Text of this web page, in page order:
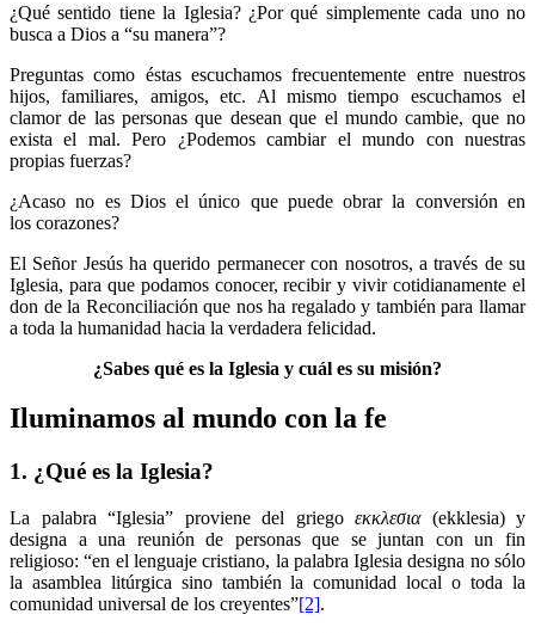
¿Qué sentido tiene la Iglesia? ¿Por qué simplemente cada uno no
busca a Dios a “su manera”?
Preguntas como éstas escuchamos frecuentemente entre nuestros
hijos, familiares, amigos, etc. Al mismo tiempo escuchamos el
clamor de las personas que desean que el mundo cambie, que no
exista el mal. Pero ¿Podemos cambiar el mundo con nuestras
propias fuerzas?
¿Acaso no es Dios el único que puede obrar la conversión en
los corazones?
El Señor Jesús ha querido permanecer con nosotros, a través de su
Iglesia, para que podamos conocer, recibir y vivir cotidianamente el
don de la Reconciliación que nos ha regalado y también para llamar
a toda la humanidad hacia la verdadera felicidad.
¿Sabes qué es la Iglesia y cuál es su misión?
Iluminamos al mundo con la fe
1. ¿Qué es la Iglesia?
La palabra “Iglesia” proviene del griego εκκλεσια(ekklesia) y
designa a una reunión de personas que se juntan con un fin
religioso: “en el lenguaje cristiano, la palabra Iglesia designa no sólo
la asamblea litúrgica sino también la comunidad local o toda la
comunidad universal de los creyentes”[2].